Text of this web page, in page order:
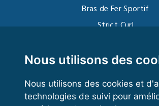
Nous utilisons des
Nous utilisons des cookies et
technologies de suivi pour
Bras de Fer Sportif
Strict Curl
Kettlebell